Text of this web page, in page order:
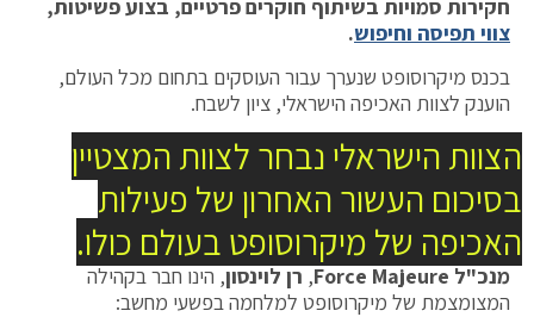
חקירות סמויות בשיתוף חוקרים פרטיים, בצוע פשיטות,
צווי תפיסה וחיפוש.
בכנס מיקרוסופט שנערך עבור העוסקים בתחום מכל העולם,
הוענק לצוות האכיפה הישראלי, ציון לשבח.
הצוות הישראלי נבחר לצוות המצטיין
בסיכום העשור האחרון של פעילות
האכיפה של מיקרוסופט בעולם כולו.
מנכ"ל Force Majeure
, רן לוינסון, הינו חבר בקהילה
המצומצמת של מיקרוסופט למלחמה בפשעי מחשב: